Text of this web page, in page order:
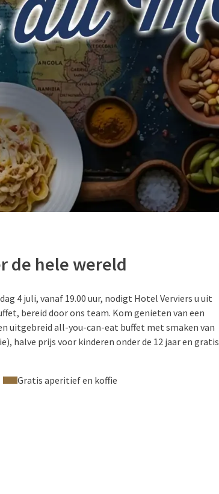
de hele wereld
4 juli, vanaf 19.00 uur, nodigt Hotel Verviers u uit
bereid door ons team. Kom genieten van een
uitgebreid all-you-can-eat buffet met smaken van
halve prijs voor kinderen onder de 12 jaar en gratis
Gratis aperitief en koffie